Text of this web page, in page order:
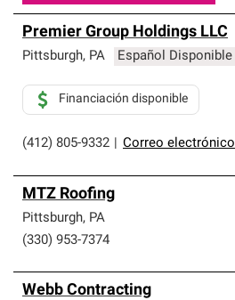
Premier Group Holdings LLC
Pittsburgh, PA Español Disponible
(412) 805-9332 Correo electrónico
Financiación disponible
MTZ Roofing
Pittsburgh, PA
(330) 953-7374
Webb Contracting